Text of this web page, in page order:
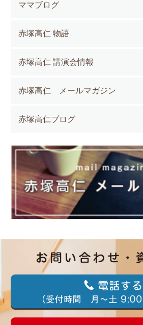
ママブログ
赤塚高仁 物語
赤塚高仁 講演会情報
赤塚高仁 メールマガジン
赤塚高仁ブログ